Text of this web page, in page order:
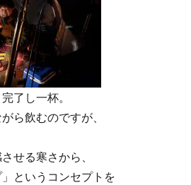
了し一杯。
ら飲むのですが、
せる寒さから、
というコンセプトを